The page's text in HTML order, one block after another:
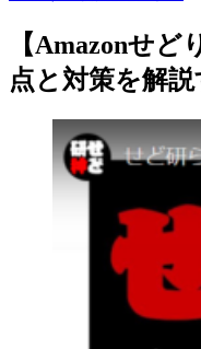
【Amazonせど
点と対策を解